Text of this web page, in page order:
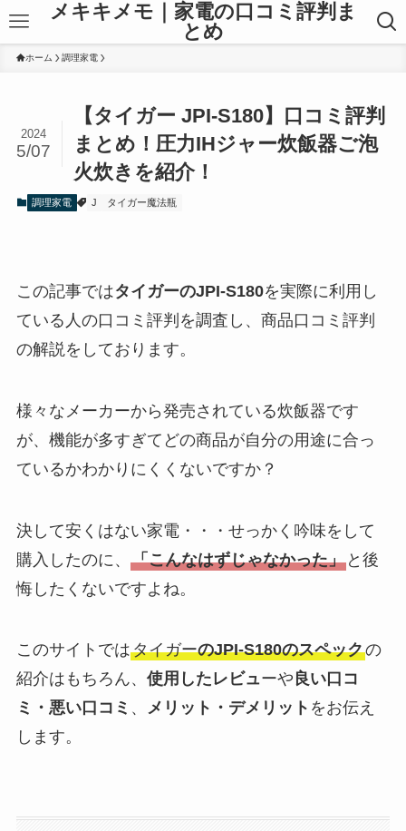
メキキメモ｜家電の口コミ評判ま
とめ
ホーム 調理家電
【タイガー JPI-S180】口コミ評判
まとめ！圧力IHジャー炊飯器ご泡
火炊きを紹介！
2024
5/07
調理家電 J タイガー魔法瓶
この記事ではタイガーのJPI-S180を実際に利用し
ている人の口コミ評判を調査し、商品口コミ評判
の解説をしております。
様々なメーカーから発売されている炊飯器です
が、機能が多すぎてどの商品が自分の用途に合っ
ているかわかりにくくないですか？
決して安くはない家電・・・せっかく吟味をして
購入したのに、 「こんなはずじゃなかった」と後
悔したくないですよね。
このサイトではタイガーのJPI-S180のスペックの
紹介はもちろん、 使用したレビューや 良い口コ
ミ・悪い口コミ 、 メリット・デメリット をお伝え
します。